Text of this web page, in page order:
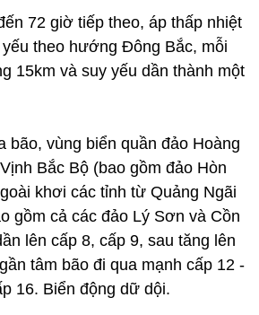
72 giờ tiếp theo, áp thấp nhiệt
theo hướng Đông Bắc, mỗi
15km và suy yếu dần thành một
bão, vùng biển quần đảo Hoàng
Bắc Bộ (bao gồm đảo Hòn
khơi các tỉnh từ Quảng Ngãi
gồm cả các đảo Lý Sơn và Cồn
lên cấp 8, cấp 9, sau tăng lên
tâm bão đi qua mạnh cấp 12 -
16. Biển động dữ dội.